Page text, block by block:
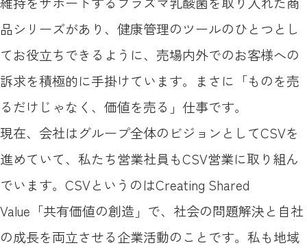
品シリーズがあり、健康管理のツールのひとつとし
てお役立ちできるように、売場内外でのお客様への
訴求を積極的に手掛けています。まさに「ものを売
るだけじゃなく、価値を売る」仕事です。
現在、会社はグループ全体のビジョンとしてCSVを
進めていて、私たち営業社員もCSV営業に取り組ん
でいます。CSVというのはCreating Shared
Value「共有価値の創造」で、社会の問題解決と自社
の成長を両立させる企業活動のことです。私も地域